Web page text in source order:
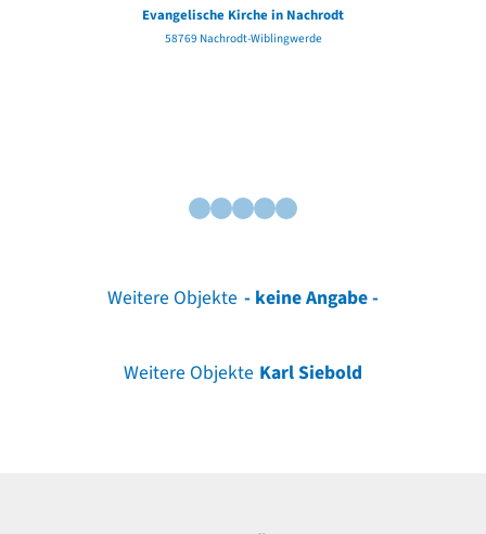
Evangelische Kirche in Nachrodt
58769 Nachrodt-Wiblingwerde
Weitere Objekte - keine Angabe -
Weitere Objekte Karl Siebold